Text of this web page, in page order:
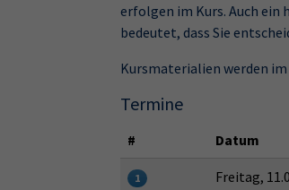
erfolgen im Kurs. Auch
bedeutet, dass Sie
Kursmaterialien werden
Termine
# Datum
1 Freitag,